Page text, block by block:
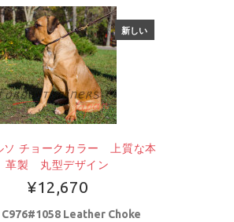
新しい
ソ チョークカラー 上質な本
革製 丸型デザイン
¥12,670
C976#1058 Leather Choke